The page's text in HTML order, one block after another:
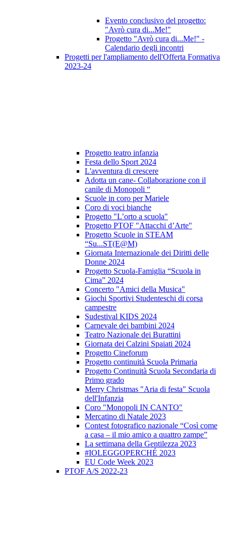
Evento conclusivo del progetto:
"Avrò cura di...Me!"
Progetto "Avrò cura di...Me!" -
Calendario degli incontri
Progetti per l'ampliamento dell'Offerta Formativa
2023-24
Progetto teatro infanzia
Festa dello Sport 2024
L'avventura di crescere
Adotta un cane- Collaborazione con il
canile di Monopoli “
Scuole in coro per Mariele
Coro di voci bianche
Progetto "L’orto a scuola"
Progetto PTOF "Attacchi d’Arte"
Progetto Scuole in STEAM
“Su...ST(E@M)
Giornata Internazionale dei Diritti delle
Donne 2024
Progetto Scuola-Famiglia “Scuola in
Cima” 2024
Concerto "Amici della Musica"
Giochi Sportivi Studenteschi di corsa
campestre
Sudestival KIDS 2024
Carnevale dei bambini 2024
Teatro Nazionale dei Burattini
Giornata dei Calzini Spaiati 2024
Progetto Cineforum
Progetto continuità Scuola Primaria
Progetto Continuità Scuola Secondaria di
Primo grado
Merry Christmas "Aria di festa" Scuola
dell'Infanzia
Coro "Monopoli IN CANTO"
Mercatino di Natale 2023
Contest fotografico nazionale “Così come
a casa – il mio amico a quattro zampe”
La settimana della Gentilezza 2023
#IOLEGGOPERCHÉ 2023
EU Code Week 2023
PTOF A/S 2022-23